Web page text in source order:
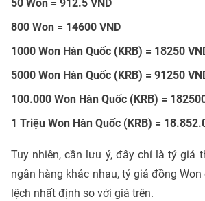
50 Won = 912.5 VND
800 Won = 14600 VND
1000 Won Hàn Quốc (KRB) = 18250
5000 Won Hàn Quốc (KRB) = 91250
100.000 Won Hàn Quốc (KRB) =
1 Triệu Won Hàn Quốc (KRB) =
Tuy nhiên, cần lưu ý, đây chỉ là tỷ giá
ngân hàng khác nhau, tỷ giá đồng
lệch nhất định so với giá trên.